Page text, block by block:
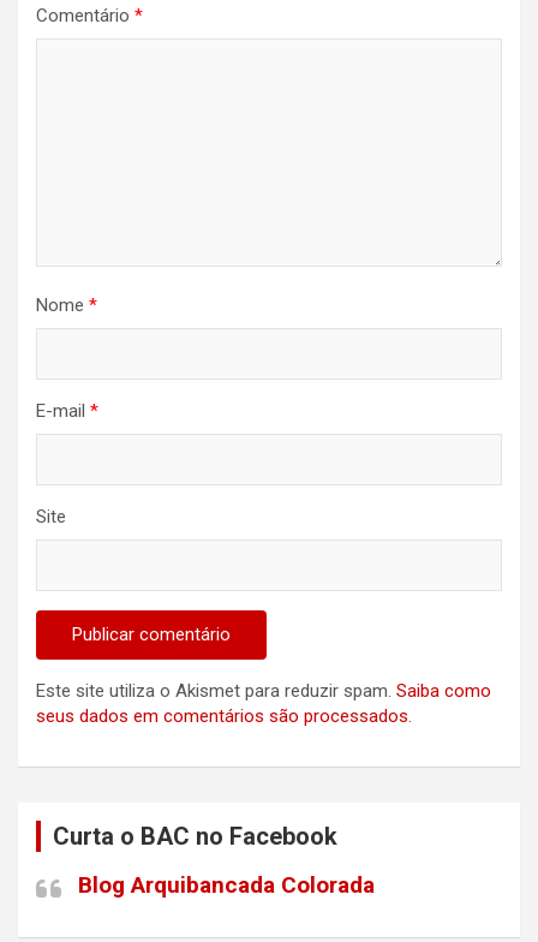
Comentário *
Nome *
E-mail *
Site
Este site utiliza o Akismet para reduzir spam. Saiba como
seus dados em comentários são processados.
Curta o BAC no Facebook
Blog Arquibancada Colorada